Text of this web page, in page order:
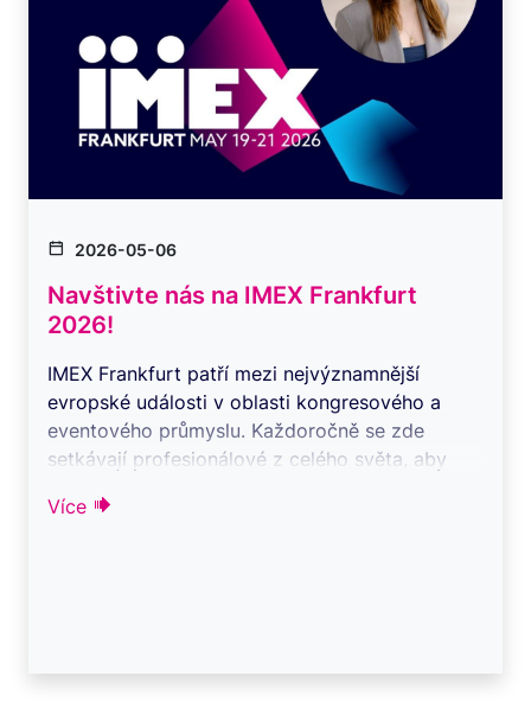
2026-05-06
Navštivte nás na IMEX Frankfurt
2026!
IMEX Frankfurt patří mezi nejvýznamnější
evropské události v oblasti kongresového a
eventového průmyslu. Každoročně se zde
setkávají profesionálové z celého světa, aby
Více